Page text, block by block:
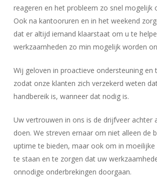
reageren en het probleem zo snel mogelijk
Ook na kantooruren en in het weekend
dat er altijd iemand klaarstaat om u te
werkzaamheden zo min mogelijk worden
Wij geloven in proactieve ondersteuning en
zodat onze klanten zich verzekerd weten
handbereik is, wanneer dat nodig is.
Uw vertrouwen in ons is de drijfveer achter
doen. We streven ernaar om niet alleen de
uptime te bieden, maar ook om in
te staan en te zorgen dat uw
onnodige onderbrekingen doorgaan.